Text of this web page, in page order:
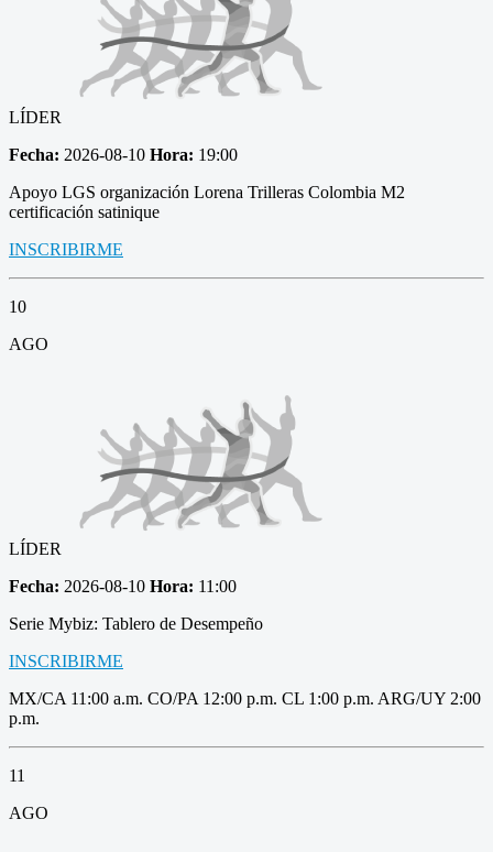
LÍDER
Fecha: 2026-08-10 Hora: 19:00
Apoyo LGS organización Lorena Trilleras Colombia M2
certificación satinique
INSCRIBIRME
10
AGO
LÍDER
Fecha: 2026-08-10 Hora: 11:00
Serie Mybiz: Tablero de Desempeño
INSCRIBIRME
MX/CA 11:00 a.m. CO/PA 12:00 p.m. CL 1:00 p.m. ARG/UY 2:00
p.m.
11
AGO